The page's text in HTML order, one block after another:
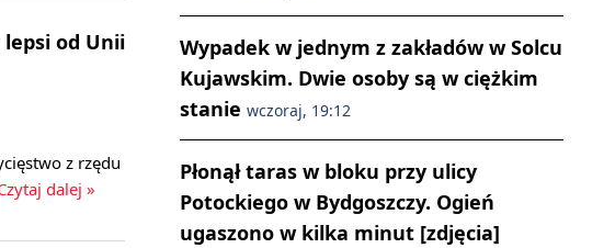
od Unii
z rzędu
dalej »
Wypadek w jednym z zakładów w Solcu
Kujawskim. Dwie osoby są w ciężkim
stanie wczoraj, 19:12
Płonął taras w bloku przy ulicy
Potockiego w Bydgoszczy. Ogień
ugaszono w kilka minut [zdjęcia]